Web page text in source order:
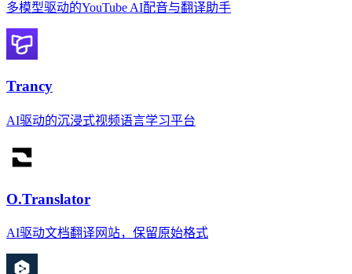
多模型驱动的YouTube AI配音与翻译助手
Trancy
AI驱动的沉浸式视频语言学习平台
O.Translator
AI驱动文档翻译网站，保留原始格式